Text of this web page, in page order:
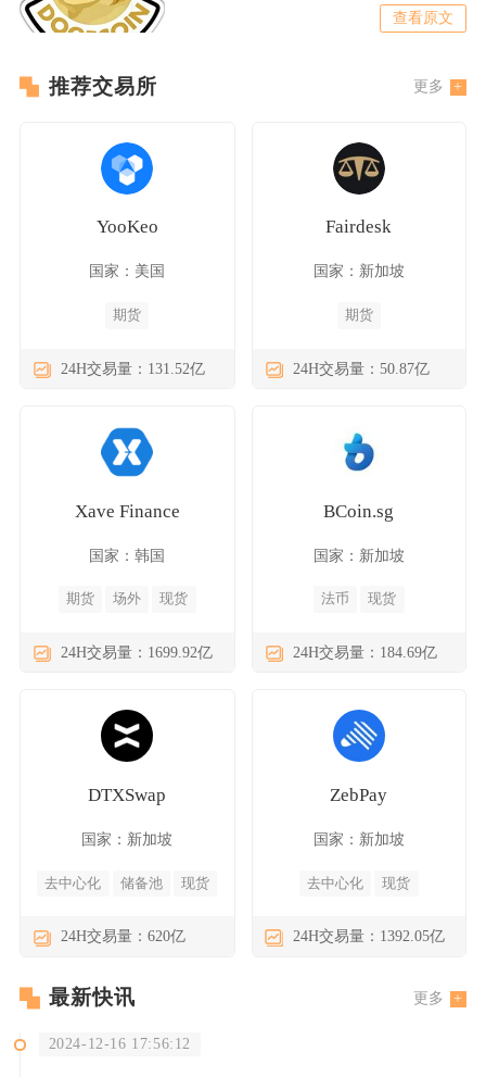
查看原文
推荐交易所 更多
YooKeo
国家：美国
期货
24H交易量：131.52亿
Fairdesk
国家：新加坡
期货
24H交易量：50.87亿
Xave Finance
国家：韩国
期货 场外 现货
24H交易量：1699.92亿
BCoin.sg
国家：新加坡
法币 现货
24H交易量：184.69亿
DTXSwap
国家：新加坡
去中心化 储备池 现货
24H交易量：620亿
ZebPay
国家：新加坡
去中心化 现货
24H交易量：1392.05亿
最新快讯 更多
2024-12-16 17:56:12